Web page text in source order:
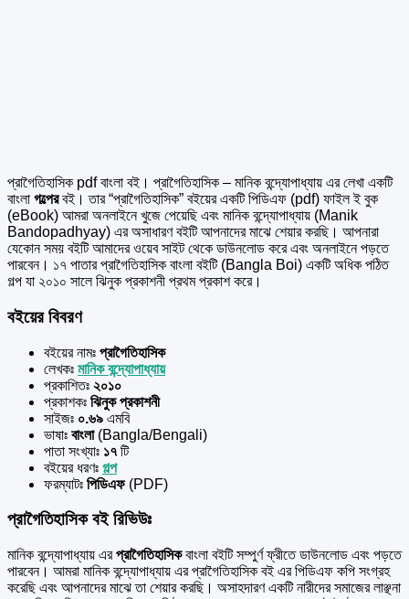
প্রাগৈতিহাসিক pdf বাংলা বই। প্রাগৈতিহাসিক – মানিক বন্দ্যোপাধ্যায় এর লেখা একটি
বাংলা গল্পেরবই। তার “প্রাগৈতিহাসিক” বইয়ের একটি পিডিএফ (pdf) ফাইল ই বুক
(eBook) আমরা অনলাইনে খুজে পেয়েছি এবং মানিক বন্দ্যোপাধ্যায় (Manik
Bandopadhyay) এর অসাধারণ বইটি আপনাদের মাঝে শেয়ার করছি। আপনারা
যেকোন সময় বইটি আমাদের ওয়েব সাইট থেকে ডাউনলোড করে এবং অনলাইনে পড়তে
পারবেন। ১৭ পাতার প্রাগৈতিহাসিক বাংলা বইটি (Bangla Boi) একটি অধিক পঠিত
গল্প যা ২০১০ সালে ঝিনুক প্রকাশনী প্রথম প্রকাশ করে।
বইয়ের বিবরণ
বইয়ের নামঃ প্রাগৈতিহাসিক
লেখকঃ মানিক বন্দ্যোপাধ্যায়
প্রকাশিতঃ ২০১০
প্রকাশকঃ ঝিনুক প্রকাশনী
সাইজঃ ০.৬৯ এমবি
ভাষাঃ বাংলা (Bangla/Bengali)
পাতা সংখ্যাঃ ১৭ টি
বইয়ের ধরণঃ গল্প
ফরম্যাটঃ পিডিএফ (PDF)
প্রাগৈতিহাসিক বই রিভিউঃ
মানিক বন্দ্যোপাধ্যায় এরপ্রাগৈতিহাসিকবাংলা বইটি সম্পুর্ণ ফ্রীতে ডাউনলোড এবং পড়তে
পারবেন। আমরা মানিক বন্দ্যোপাধ্যায় এর প্রাগৈতিহাসিক বই এর পিডিএফ কপি সংগ্রহ
করেছি এবং আপনাদের মাঝে তা শেয়ার করছি। অসাহদারণ একটি নারীদের সমাজের লাঞ্ছনা